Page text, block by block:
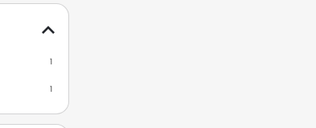
1
1